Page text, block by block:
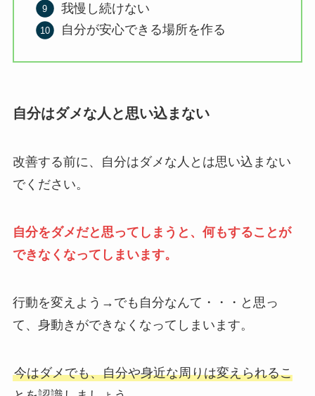
我慢し続けない
自分が安心できる場所を作る
自分はダメな人と思い込まない
改善する前に、自分はダメな人とは思い込まない
でください。
自分をダメだと思ってしまうと、何もすることが
できなくなってしまいます。
行動を変えよう→でも自分なんて・・・と思っ
て、身動きができなくなってしまいます。
今はダメでも、自分や身近な周りは変えられるこ